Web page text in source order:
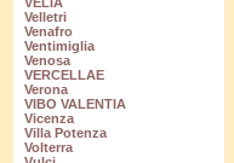
Velletri
Venafro
Ventimiglia
Venosa
VERCELLAE
Verona
VIBO VALENTIA
Vicenza
Villa Potenza
Volterra